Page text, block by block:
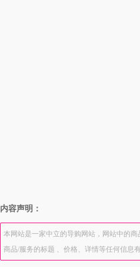
内容声明：
本网站是一家中立的导购网站，网站中的
商品/服务的标题 、价格、详情等任何信息